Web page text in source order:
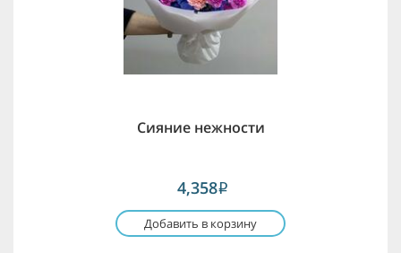
Сияние нежности
4,358i
Добавить в корзину